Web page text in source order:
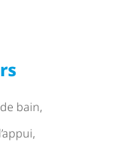
bain,